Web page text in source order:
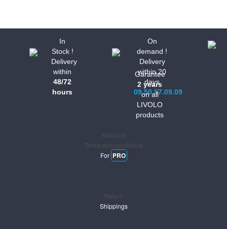
In
Stock !
Delivery
within
48/72
hours
On
demand !
Delivery
within 20
days
09.50.97.09.09
Garantee
2 years
on all
LIVOLO
products
About us
Terms and conditions
For PRO
Return
Shippings